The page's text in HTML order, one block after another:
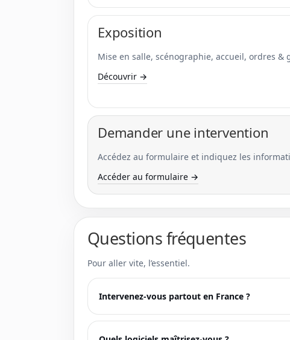
Exposition
Mise en salle, scénographie, accueil, ordres &
Découvrir →
Demander une intervention
Accédez au formulaire et indiquez les
Accéder au formulaire →
Questions fréquentes
Pour aller vite, l’essentiel.
Intervenez-vous partout en France ?